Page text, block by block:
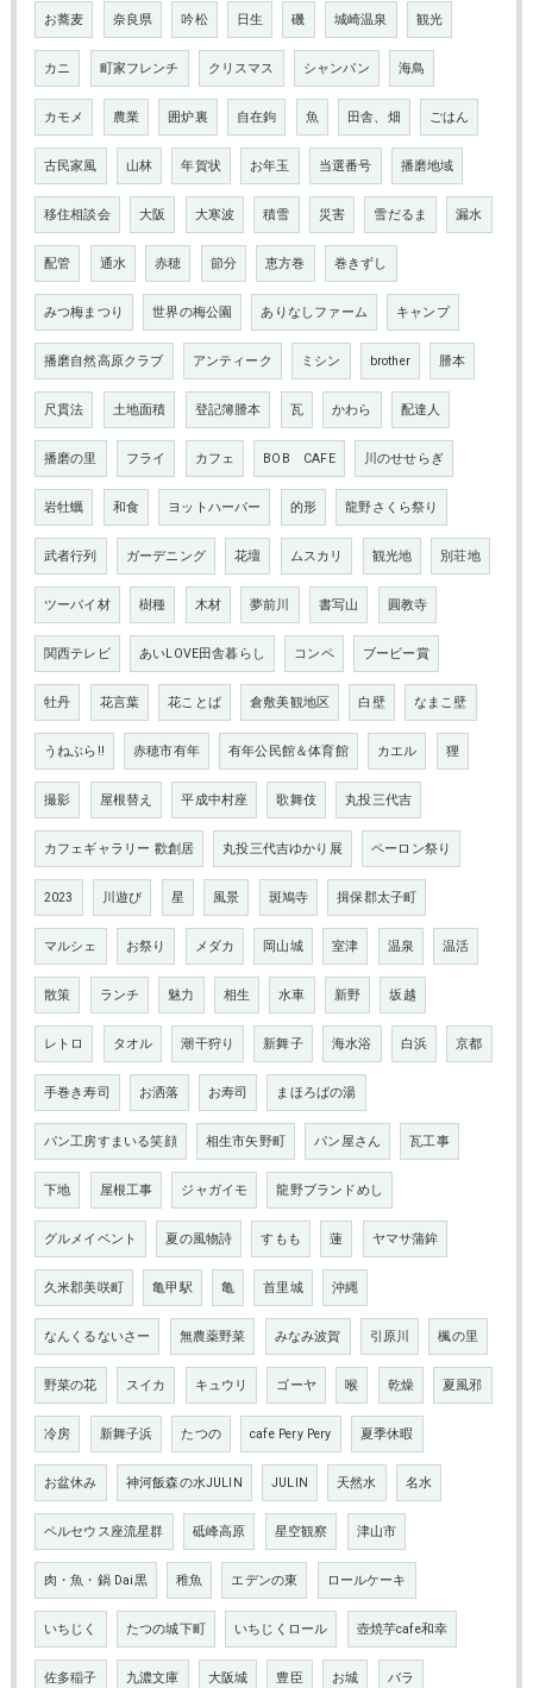
お蕎麦 奈良県 吟松 日生 磯 城崎温泉 観光
カニ 町家フレンチ クリスマス シャンパン 海鳥
カモメ 農業 囲炉裏 自在鉤 魚 田舎、畑 ごはん
古民家風 山林 年賀状 お年玉 当選番号 播磨地域
移住相談会 大阪 大寒波 積雪 災害 雪だるま 漏水
配管 通水 赤穂 節分 恵方巻 巻きずし
みつ梅まつり 世界の梅公園 ありなしファーム キャンプ
播磨自然高原クラブ アンティーク ミシン brother 謄本
尺貫法 土地面積 登記簿謄本 瓦 かわら 配達人
播磨の里 フライ カフェ BOB CAFE 川のせせらぎ
岩牡蠣 和食 ヨットハーバー 的形 龍野さくら祭り
武者行列 ガーデニング 花壇 ムスカリ 観光地 別荘地
ツーバイ材 樹種 木材 夢前川 書写山 圓教寺
関西テレビ あいLOVE田舎暮らし コンペ ブービー賞
牡丹 花言葉 花ことば 倉敷美観地区 白壁 なまこ壁
うねぶら‼ 赤穂市有年 有年公民館＆体育館 カエル 狸
撮影 屋根替え 平成中村座 歌舞伎 丸投三代吉
カフェギャラリー 歡創居 丸投三代吉ゆかり展 ペーロン祭り
2023 川遊び 星 風景 斑鳩寺 揖保郡太子町
マルシェ お祭り メダカ 岡山城 室津 温泉 温活
散策 ランチ 魅力 相生 水車 新野 坂越
レトロ タオル 潮干狩り 新舞子 海水浴 白浜 京都
手巻き寿司 お洒落 お寿司 まほろばの湯
パン工房すまいる笑顔 相生市矢野町 パン屋さん 瓦工事
下地 屋根工事 ジャガイモ 龍野ブランドめし
グルメイベント 夏の風物詩 すもも 蓮 ヤマサ蒲鉾
久米郡美咲町 亀甲駅 亀 首里城 沖縄
なんくるないさー 無農薬野菜 みなみ波賀 引原川 楓の里
野菜の花 スイカ キュウリ ゴーヤ 喉 乾燥 夏風邪
冷房 新舞子浜 たつの cafe Pery Pery 夏季休暇
お盆休み 神河飯森の水JULIN JULIN 天然水 名水
ペルセウス座流星群 砥峰高原 星空観察 津山市
肉・魚・鍋 Dai黒 稚魚 エデンの東 ロールケーキ
いちじく たつの城下町 いちじくロール 壺焼芋cafe和幸
佐多稲子 九濃文庫 大阪城 豊臣 お城 バラ